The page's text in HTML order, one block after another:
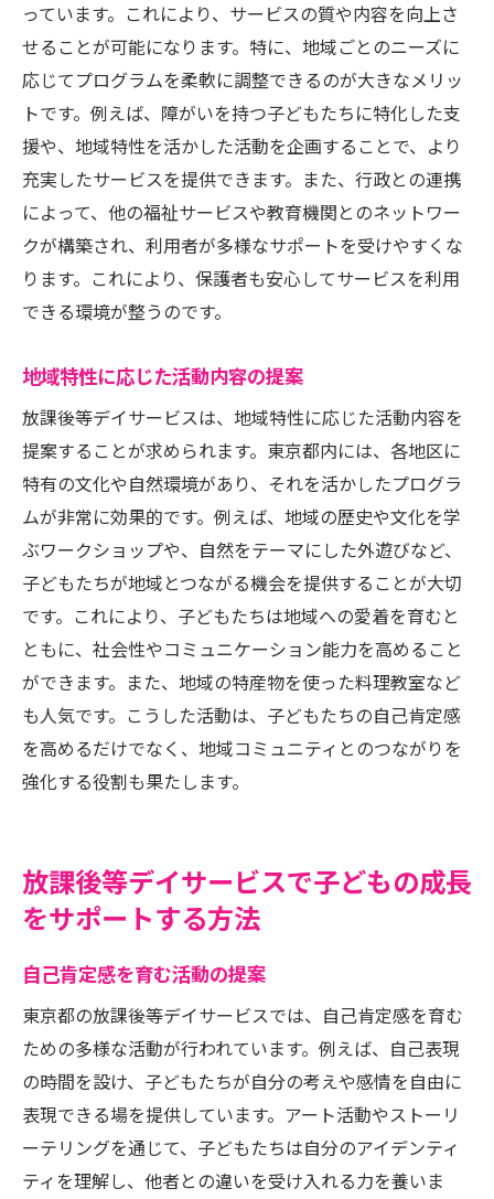
っています。これにより、サービスの質や内容を向上さ
せることが可能になります。特に、地域ごとのニーズに
応じてプログラムを柔軟に調整できるのが大きなメリッ
トです。例えば、障がいを持つ子どもたちに特化した支
援や、地域特性を活かした活動を企画することで、より
充実したサービスを提供できます。また、行政との連携
によって、他の福祉サービスや教育機関とのネットワー
クが構築され、利用者が多様なサポートを受けやすくな
ります。これにより、保護者も安心してサービスを利用
できる環境が整うのです。
地域特性に応じた活動内容の提案
放課後等デイサービスは、地域特性に応じた活動内容を
提案することが求められます。東京都内には、各地区に
特有の文化や自然環境があり、それを活かしたプログラ
ムが非常に効果的です。例えば、地域の歴史や文化を学
ぶワークショップや、自然をテーマにした外遊びなど、
子どもたちが地域とつながる機会を提供することが大切
です。これにより、子どもたちは地域への愛着を育むと
ともに、社会性やコミュニケーション能力を高めること
ができます。また、地域の特産物を使った料理教室など
も人気です。こうした活動は、子どもたちの自己肯定感
を高めるだけでなく、地域コミュニティとのつながりを
強化する役割も果たします。
放課後等デイサービスで子どもの成長
をサポートする方法
自己肯定感を育む活動の提案
東京都の放課後等デイサービスでは、自己肯定感を育む
ための多様な活動が行われています。例えば、自己表現
の時間を設け、子どもたちが自分の考えや感情を自由に
表現できる場を提供しています。アート活動やストーリ
ーテリングを通じて、子どもたちは自分のアイデンティ
ティを理解し、他者との違いを受け入れる力を養いま